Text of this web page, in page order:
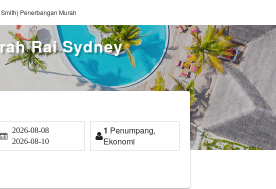
Penerbangan Murah
Rai Sydney
2026-08-08
2026-08-10
1 Penumpang,
Ekonomi